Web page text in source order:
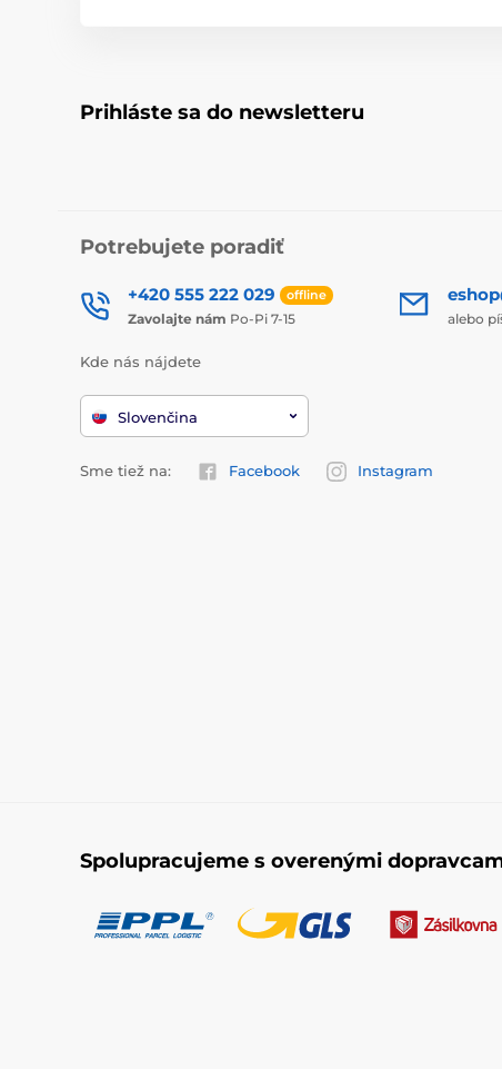
Prihláste sa do newsletteru
Potrebujete poradiť
+420 555 222 029 offline
Zavolajte nám Po-Pi 7-15 alebo
Kde nás nájdete
Slovenčina
Sme tiež na: Facebook Instagram
Spolupracujeme s overenými